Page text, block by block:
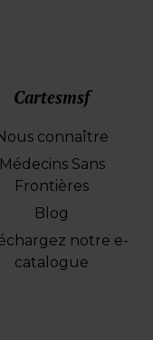
Cartesmsf
connaître
Médecins Sans
Frontières
Blog
notre e-
catalogue